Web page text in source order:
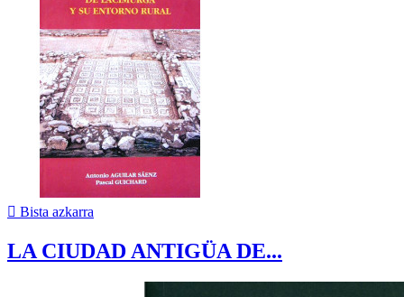
 Bista azkarra
LA CIUDAD ANTIGÜA DE...